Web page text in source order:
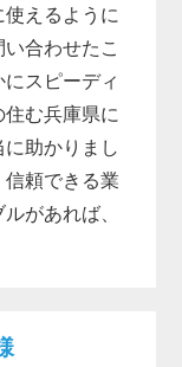
えるように
合わせたこ
スピーディ
む兵庫県に
助かりまし
頼できる業
があれば、